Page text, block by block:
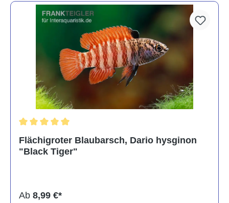
Flächigroter Blaubarsch, Dario hysginon
"Black Tiger"
Ab 8,99 €*